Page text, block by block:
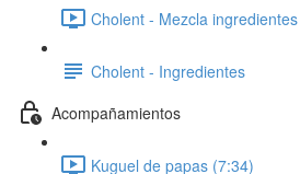
Cholent - Mezcla
Cholent - Ingredientes
Acompañamientos
Kuguel de papas (7:34)